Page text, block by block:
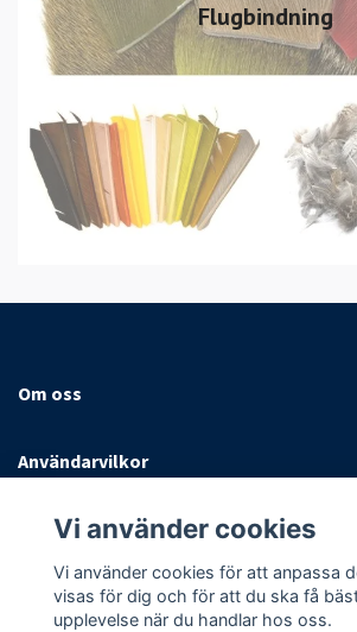
Flugbindning
Om oss
Användarvilkor
Sociala medier
Vi använder cookies
Vi använder cookies för att anpassa
visas för dig och för att du ska få
upplevelse när du handlar hos oss.